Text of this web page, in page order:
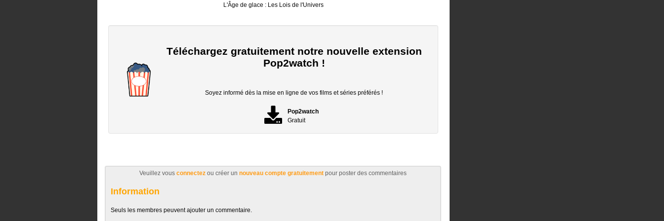
L'Âge de glace : Les Lois de l'Univers
Téléchargez gratuitement notre nouvelle extension
Pop2watch !
Soyez informé dès la mise en ligne de vos films et séries préférés !
Pop2watch
Gratuit
Veuillez vous connectez ou créer un nouveau compte gratuitement pour poster des commentaires
Information
Seuls les membres peuvent ajouter un commentaire.